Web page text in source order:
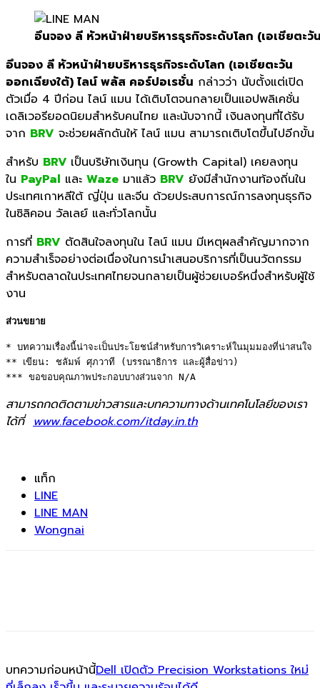
อึนจอง ลี หัวหน้าฝ่ายบริหารธุรกิจระดับโลก (เอเชียตะ
อึนจอง ลี หัวหน้าฝ่ายบริหารธุรกิจระดับโลก (เอเชียตะวัน
ออกเฉียงใต้) ไลน์ พลัส คอร์ปอเรชั่น กล่าวว่า นับตั้งแต่เปิด
ตัวเมื่อ 4 ปีก่อน ไลน์ แมน ได้เติบโตจนกลายเป็นแอปพลิเคชั่น
เดลิเวอรียอดนิยมสำหรับคนไทย และนับจากนี้ เงินลงทุนที่ได้รับ
จาก BRV จะช่วยผลักดันให้ ไลน์ แมน สามารถเติบโตขึ้นไปอีกขั้น
สำหรับ BRV เป็นบริษัทเงินทุน (Growth Capital) เคยลงทุน
ใน PayPal และ Waze มาแล้ว BRV ยังมีสำนักงานท้องถิ่นใน
ประเทศเกาหลีใต้ ญี่ปุ่น และจีน ด้วยประสบการณ์การลงทุนธุรกิจ
ในซิลิคอน วัลเลย์ และทั่วโลกนั้น
การที่ BRV ตัดสินใจลงทุนใน ไลน์ แมน มีเหตุผลสำคัญมากจาก
ความสำเร็จอย่างต่อเนื่องในการนำเสนอบริการที่เป็นนวัตกรรม
สำหรับตลาดในประเทศไทยจนกลายเป็นผู้ช่วยเบอร์หนึ่งสำหรับผู้ใช้
งาน
ส่วนขยาย
* บทความเรื่องนี้น่าจะเป็นประโยชน์สำหรับการวิเคราะห์ในมุมมองที่น่าสนใจ
** เขียน: ชลัมพ์ ศุภวาที (บรรณาธิการ และผู้สื่อข่าว)
*** ขอขอบคุณภาพประกอบบางส่วนจาก N/A
สามารถกดติดตามข่าวสารและบทความทางด้านเทคโนโลยีของเรา
ได้ที่ www.facebook.com/itday.in.th
แท็ก
LINE
LINE MAN
Wongnai
บทความก่อนหน้านี้Dell เปิดตัว Precision Workstations ใหม่